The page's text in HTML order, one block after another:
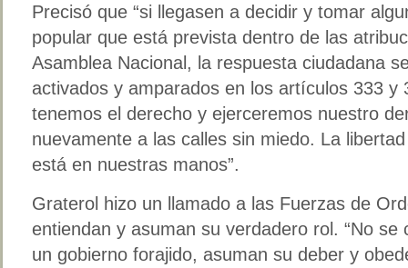
Precisó que “si llegasen a decidir y tomar
popular que está prevista dentro de las
Asamblea Nacional, la respuesta ciudadana
activados y amparados en los artículos 333 y
tenemos el derecho y ejerceremos nuestro
nuevamente a las calles sin miedo. La
está en nuestras manos”.
Graterol hizo un llamado a las Fuerzas de
entiendan y asuman su verdadero rol. “No se
un gobierno forajido, asuman su deber y